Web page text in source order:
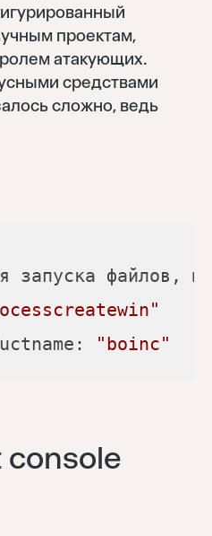
проектам,
атакующих.
средствами
сложно, ведь
"boinc"